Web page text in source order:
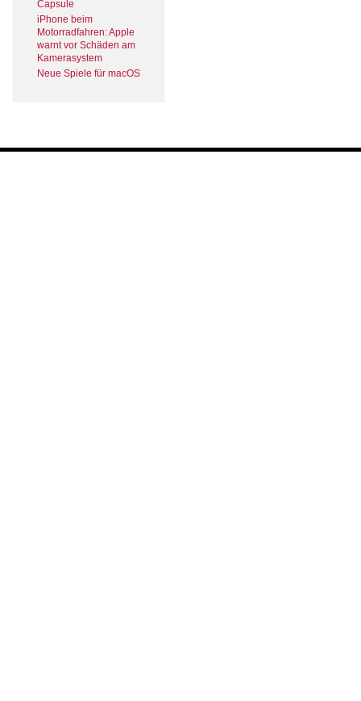
Capsule
iPhone beim
Motorradfahren: Apple
warnt vor Schäden am
Kamerasystem
Neue Spiele für macOS